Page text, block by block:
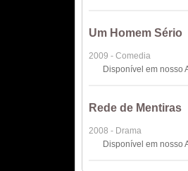
Um Homem Sério
2009 - Comedia
Disponível em nosso
Rede de Mentiras
2008 - Drama
Disponível em nosso